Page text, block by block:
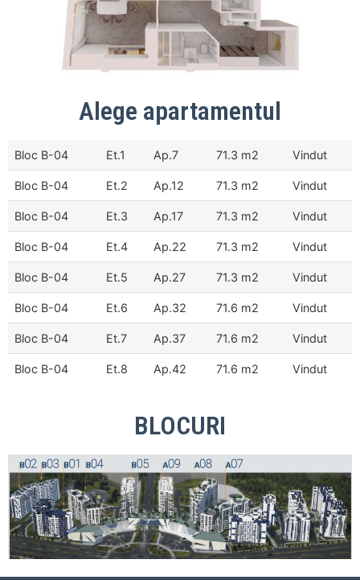
Alege apartamentul
Bloc B-04 Et.1 Ap.7 71.3 m2 Vindut
Bloc B-04 Et.2 Ap.12 71.3 m2 Vindut
Bloc B-04 Et.3 Ap.17 71.3 m2 Vindut
Bloc B-04 Et.4 Ap.22 71.3 m2 Vindut
Bloc B-04 Et.5 Ap.27 71.3 m2 Vindut
Bloc B-04 Et.6 Ap.32 71.6 m2 Vindut
Bloc B-04 Et.7 Ap.37 71.6 m2 Vindut
Bloc B-04 Et.8 Ap.42 71.6 m2 Vindut
BLOCURI